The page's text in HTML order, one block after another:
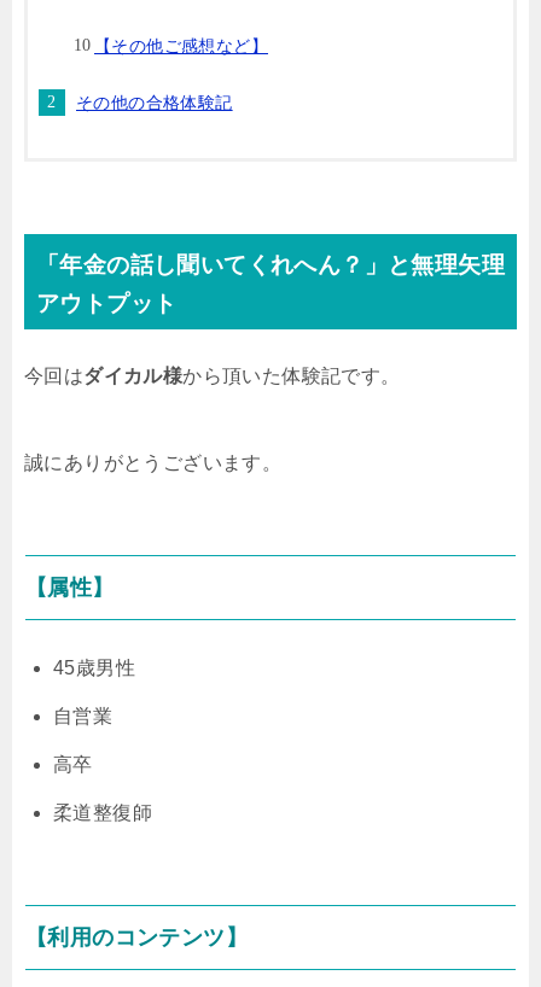
【その他ご感想など】
その他の合格体験記
「年金の話し聞いてくれへん？」と無理矢理
アウトプット
今回はダイカル様から頂いた体験記です。
誠にありがとうございます。
【属性】
45歳男性
自営業
高卒
柔道整復師
【利用のコンテンツ】